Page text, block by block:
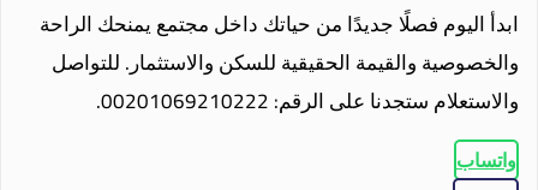
ابدأ اليوم فصلًا جديدًا من حياتك داخل مجتمع يمنحك الراحة
والخصوصية والقيمة الحقيقية للسكن والاستثمار. للتواصل
والاستعلام ستجدنا على الرقم: 00201069210222.
واتساب